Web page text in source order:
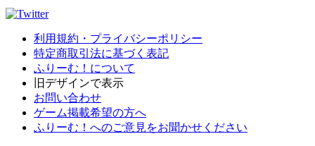
利用規約・プライバシーポリシー
特定商取引法に基づく表記
ふりーむ！について
旧デザインで表示
お問い合わせ
ゲーム掲載希望の方へ
ふりーむ！へのご意見をお聞かせください